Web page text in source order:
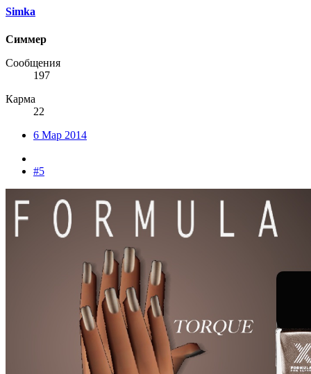
Simka
Симмер
Сообщения
197
Карма
22
6 Мар 2014
#5